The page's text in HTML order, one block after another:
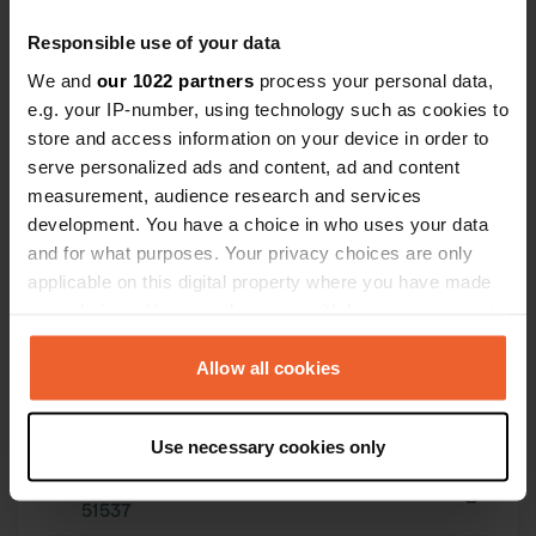
Responsible use of your data
We and our 1022 partners process your personal data,
e.g. your IP-number, using technology such as cookies to
store and access information on your device in order to
serve personalized ads and content, ad and content
measurement, audience research and services
development. You have a choice in who uses your data
and for what purposes. Your privacy choices are only
applicable on this digital property where you have made
any time from the Cookie Declaration or by clicking on
the Privacy trigger icon.
Collect information about your geographical location
which can be accurate to within several meters
Identify your device by actively scanning it for
Allow all cookies
Use necessary cookies only
Contact
Emplacement
Ullebovägen 14
432 53, Varberg, Suède
Copie
Copie
Code du site
51537